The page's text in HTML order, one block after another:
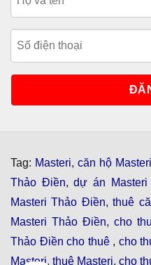
Tag: Masteri,căn hộ
Thảo Điền,dự án
Masteri Thảo Điền,thuê
Masteri Thảo Điền, cho
Thảo Điền cho thuê , cho
Masteri, thuê Masteri, cho